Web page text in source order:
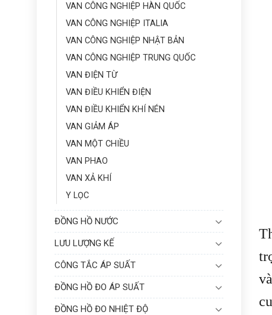
VAN CÔNG NGHIỆP HÀN QUỐC
VAN CÔNG NGHIỆP ITALIA
VAN CÔNG NGHIỆP NHẬT BẢN
VAN CÔNG NGHIỆP TRUNG QUỐC
VAN ĐIỆN TỪ
VAN ĐIỀU KHIỂN ĐIỆN
VAN ĐIỀU KHIỂN KHÍ NÉN
VAN GIẢM ÁP
VAN MỘT CHIỀU
VAN PHAO
VAN XẢ KHÍ
Y LỌC
ĐỒNG HỒ NƯỚC
LƯU LƯỢNG KẾ
CÔNG TẮC ÁP SUẤT
ĐỒNG HỒ ĐO ÁP SUẤT
ĐỒNG HỒ ĐO NHIỆT ĐỘ